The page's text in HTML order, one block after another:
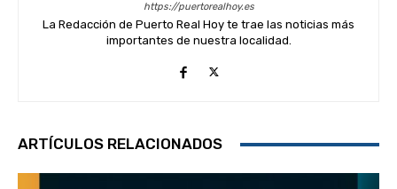
https://puertorealhoy.es
La Redacción de Puerto Real Hoy te trae las noticias más
importantes de nuestra localidad.
ARTÍCULOS RELACIONADOS